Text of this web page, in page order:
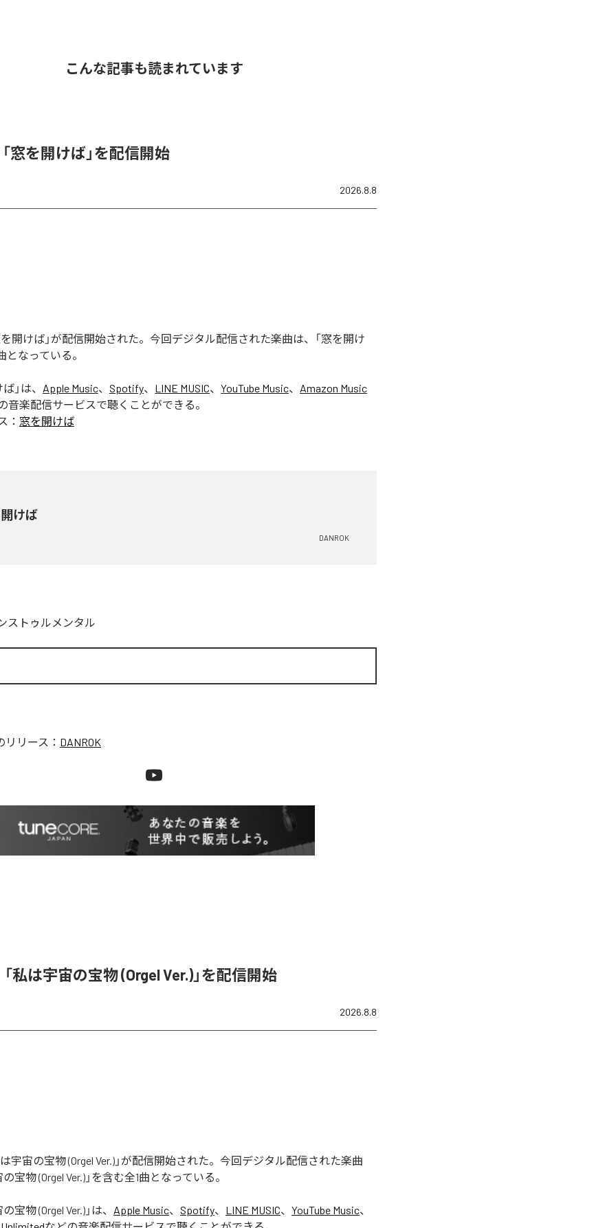
こんな記事も読まれています
窓を開けば」を配信開始
2026.8.8
を開けば」が配信開始された。今回デジタル配信された楽曲は、「窓を開け
となっている。
ば 」は、 Apple Music、 Spotify、 LINE MUSIC、 YouTube Music、 Amazon Music
音楽配信サービスで聴くことができる。
： 窓を開けば
けば
DANROK
ストゥルメンタル
リリース： DANROK
私は宇宙の宝物 (Orgel Ver.)」を配信開始
2026.8.8
宇宙の宝物 (Orgel Ver.)」が配信開始された。今回デジタル配信された楽曲
宝物 (Orgel Ver.)」を含む全1曲となっている。
宝物 (Orgel Ver.) 」は、 Apple Music、 Spotify、 LINE MUSIC、 YouTube Music、